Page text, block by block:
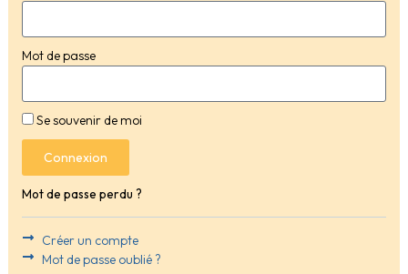
Mot de passe
Se souvenir de moi
Connexion
Mot de passe perdu ?
Créer un compte
Mot de passe oublié ?